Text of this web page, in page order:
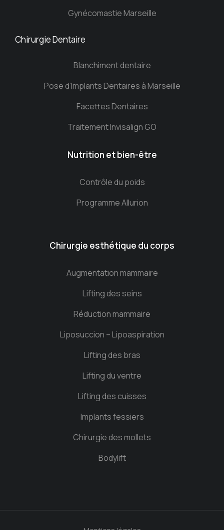
Gynécomastie Marseille
Chirurgie Dentaire
Blanchiment dentaire
Pose d’Implants Dentaires à Marseille
Facettes Dentaires
Traitement Invisalign GO
Nutrition et bien-être
Contrôle du poids
Programme Allurion
Chirurgie esthétique du corps
Augmentation mammaire
Lifting des seins
Réduction mammaire
Liposuccion – Lipoaspiration
Lifting des bras
Lifting du ventre
Lifting des cuisses
Implants fessiers
Chirurgie des mollets
Bodylift